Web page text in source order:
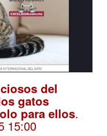
del
gatos
para ellos.
15:00